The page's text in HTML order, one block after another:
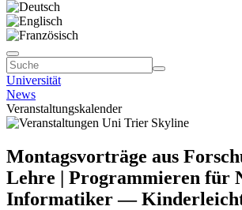
Universität
News
Veranstaltungskalender
Montagsvorträge aus
Lehre | Programmieren für
Informatiker —